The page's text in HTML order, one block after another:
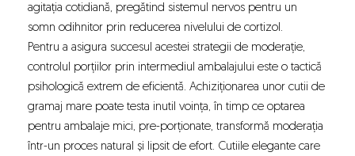
agitația cotidiană, pregătind sistemul nervos pentru un
somn odihnitor prin reducerea nivelului de cortizol.
Pentru a asigura succesul acestei strategii de moderație,
controlul porțiilor prin intermediul ambalajului este o tactică
psihologică extrem de eficientă. Achiziționarea unor cutii de
gramaj mare poate testa inutil voința, în timp ce optarea
pentru ambalaje mici, pre-porționate, transformă moderația
într-un proces natural și lipsit de efort. Cutiile elegante care